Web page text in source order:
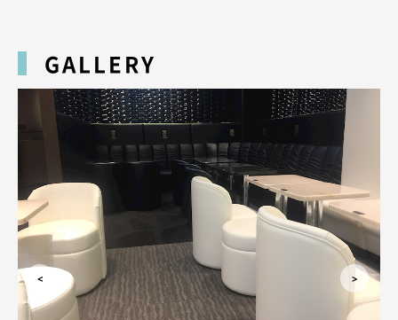
お立ち寄りください。
しいひとときをお過ごしください。
GALLERY